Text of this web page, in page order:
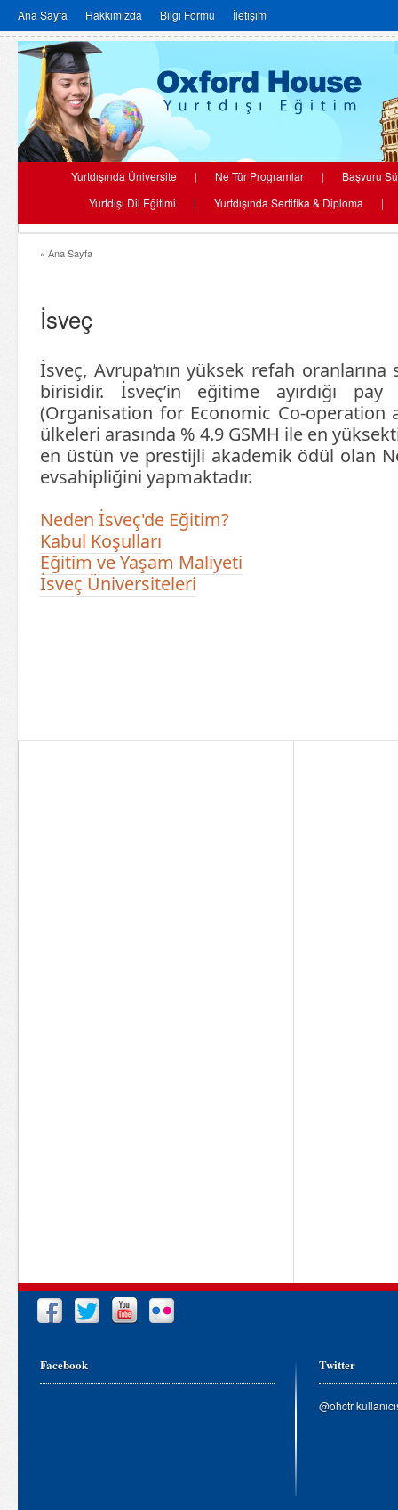
Ana Sayfa Hakkımızda Bilgi Formu İletişim
Yurtdışında Üniversite | Ne Tür Programlar |
Başvuru
Yurtdışı Dil Eğitimi
| Yurtdışında Sertifika & Diploma |
« Ana Sayfa
İsveç
İsveç, Avrupa’nın yüksek refah
birisidir. İsveç’in eğitime ayırdığı
(Organisation for Economic Co-operation
ülkeleri arasında % 4.9 GSMH ile en
en üstün ve prestijli akademik ödül olan
evsahipliğini yapmaktadır.
Neden İsveç'de Eğitim?
Kabul Koşulları
Eğitim ve Yaşam Maliyeti
İsveç Üniversiteleri
Facebook Twitter
@ohctr